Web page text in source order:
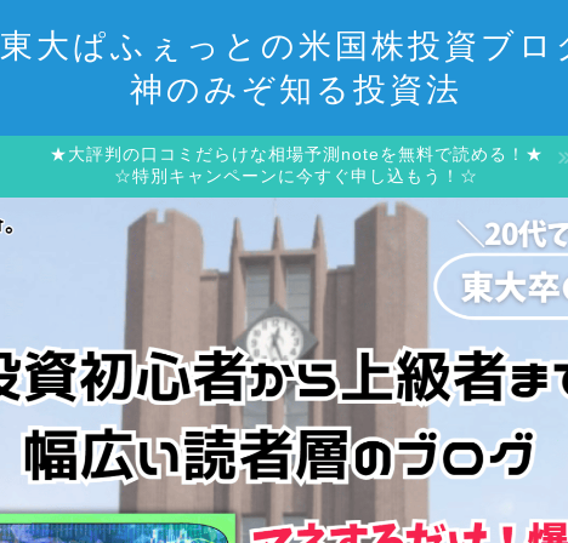
東大ぱふぇっとの米国株投資ブロ
神のみぞ知る投資法
★大評判の口コミだらけな相場予測noteを無料で読める！★
☆特別キャンペーンに今すぐ申し込もう！☆